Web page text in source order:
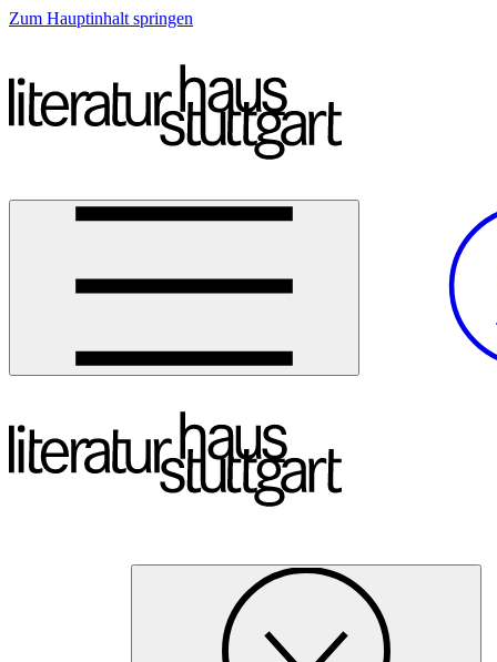
Zum Hauptinhalt springen